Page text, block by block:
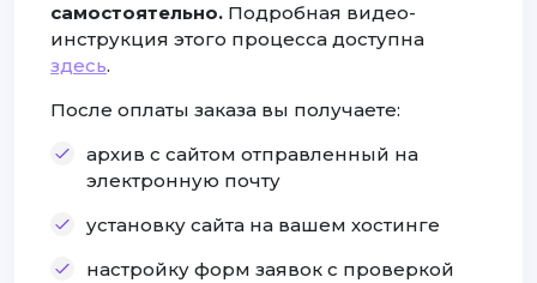
самостоятельно. Подробная видео-
инструкция этого процесса доступна
здесь.
После оплаты заказа вы получаете:
архив с сайтом отправленный на
электронную почту
установку сайта на вашем хостинге
настройку форм заявок с проверкой